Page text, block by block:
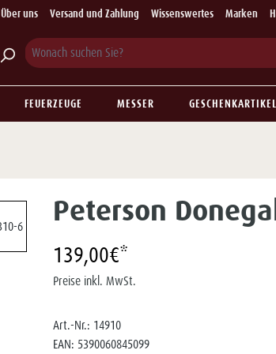
Über uns Versand und Zahlung Wissenswertes Marken
FEUERZEUGE MESSER GESCHENKARTIKEL
Peterson
139,00€*
Preise inkl. MwSt.
Art.-Nr.: 14910
EAN: 5390060845099